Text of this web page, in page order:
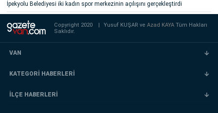
İpekyolu Belediyesi iki kadın spor merkezinin açılışını gerçekleştirdi
Copyright 2020 | Yusuf KUŞAR veAzad KAYATüm Hakları
Saklıdır.
VAN
KATEGORİ HABERLERİ
İLÇE HABERLERİ